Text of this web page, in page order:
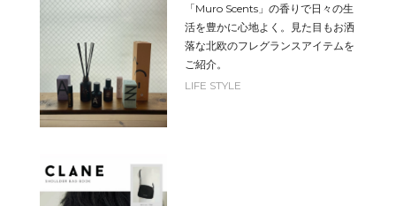
「Muro Scents」の香りで日々の生
活を豊かに心地よく。見た目もお洒
落な北欧のフレグランスアイテムを
ご紹介。
LIFE STYLE